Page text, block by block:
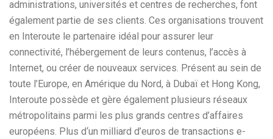
administrations, universités et centres de recherches, font
également partie de ses clients. Ces organisations trouvent
en Interoute le partenaire idéal pour assurer leur
connectivité, l’hébergement de leurs contenus, l’accès à
Internet, ou créer de nouveaux services. Présent au sein de
toute l’Europe, en Amérique du Nord, à Dubaï et Hong Kong,
Interoute possède et gère également plusieurs réseaux
métropolitains parmi les plus grands centres d’affaires
européens. Plus d‘un milliard d’euros de transactions e-